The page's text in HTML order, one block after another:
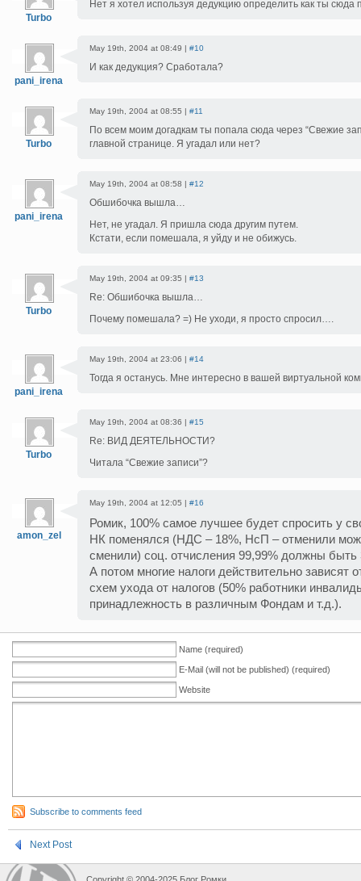
Turbo
Нет я хотел используя дедукцию определить как ты
pani_irena
May 19th, 2004 at 08:49 | #10
И как дедукция? Сработала?
Turbo
May 19th, 2004 at 08:55 | #11
По всем моим догадкам ты попала сюда через “Свежие
главной странице. Я угадал или нет?
pani_irena
May 19th, 2004 at 08:58 | #12
Обшибочка вышла…
Нет, не угадал. Я пришла сюда другим путем.
Кстати, если помешала, я уйду и не обижусь.
Turbo
May 19th, 2004 at 09:35 | #13
Re: Обшибочка вышла…
Почему помешала? =) Не уходи, я просто спросил….
pani_irena
May 19th, 2004 at 23:06 | #14
Тогда я останусь. Мне интересно в вашей виртуальной
Turbo
May 19th, 2004 at 08:36 | #15
Re: ВИД ДЕЯТЕЛЬНОСТИ?
Читала “Свежие записи”?
amon_zel
May 19th, 2004 at 12:05 | #16
Ромик, 100% самое лучшее будет спросить у
НК поменялся (НДС – 18%, НсП – отменили
сменили) соц. отчисления 99,99% должны быть
А потом многие налоги действительно зависят
схем ухода от налогов (50% работники
принадлежность в различным Фондам и т.д.).
Name (required)
E-Mail (will not be published) (required)
Website
Subscribe to comments feed
Next Post